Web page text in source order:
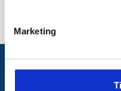
Marketing
Følg med på